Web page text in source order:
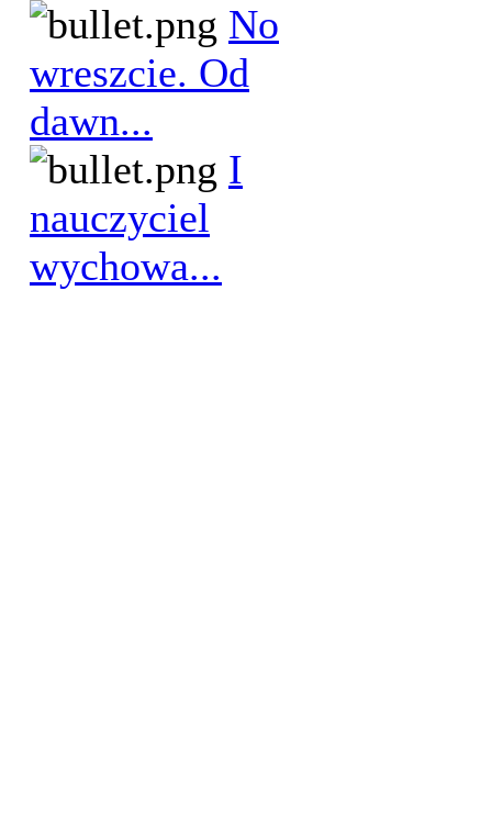
No
wreszcie. Od
dawn...
I
nauczyciel
wychowa...